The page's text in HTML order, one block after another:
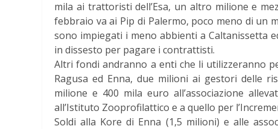
mila ai trattoristi dell’Esa, un altro milione e
febbraio va ai Pip di Palermo, poco meno di un
sono impiegati i meno abbienti a Caltanissetta
in dissesto per pagare i contrattisti.
Altri fondi andranno a enti che li utilizzeranno
Ragusa ed Enna, due milioni ai gestori delle
milione e 400 mila euro all’associazione
all’Istituto Zooprofilattico e a quello per
Soldi alla Kore di Enna (1,5 milioni) e alle